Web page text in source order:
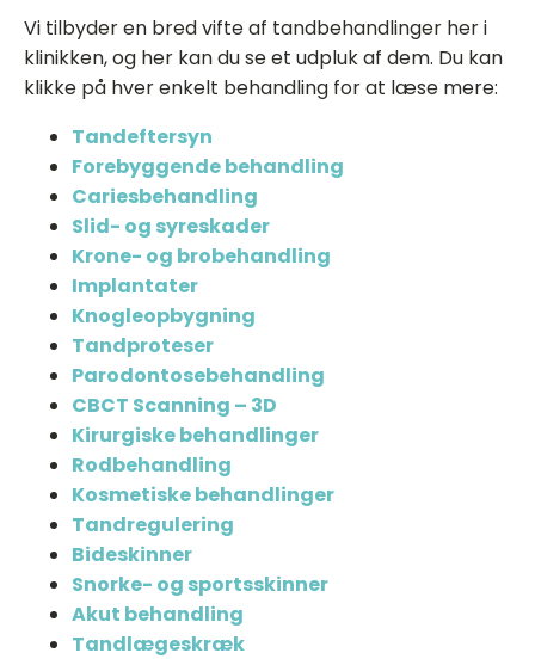
Vi tilbyder en bred vifte af tandbehandlinger her i
klinikken, og her kan du se et udpluk af dem. Du kan
klikke på hver enkelt behandling for at læse mere:
Tandeftersyn
Forebyggende behandling
Cariesbehandling
Slid- og syreskader
Krone- og brobehandling
Implantater
Knogleopbygning
Tandproteser
Parodontosebehandling
CBCT Scanning – 3D
Kirurgiske behandlinger
Rodbehandling
Kosmetiske behandlinger
Tandregulering
Bideskinner
Snorke- og sportsskinner
Akut behandling
Tandlægeskræk